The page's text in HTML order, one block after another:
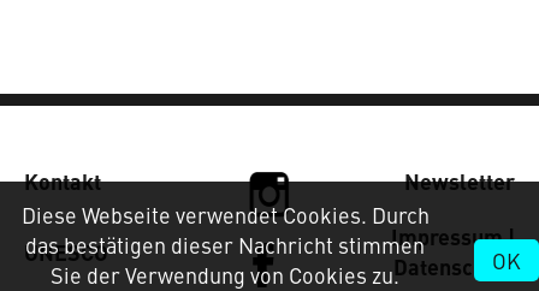
Diese Webseite verwendet Cookies. Durch
das bestätigen dieser Nachricht stimmen
Sie der Verwendung von Cookies zu.
OK
Kontakt
UNESCO
Newsletter
Impressum |
Datenschutz